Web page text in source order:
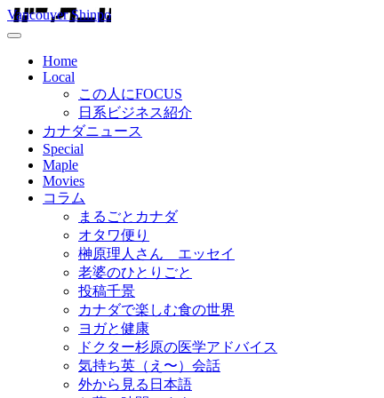
Vancouver Shinpo
Home
Local
この人にFOCUS
日系ビジネス紹介
カナダニュース
Special
Maple
Movies
コラム
まるごとカナダ
オタワ便り
榊原理人さん エッセイ
老婆のひとりごと
投稿千景
カナダで楽しむ食の世界
ヨガと健康
ドクター杉原の医学アドバイス
気持ち英（え〜）会話
外から見る日本語